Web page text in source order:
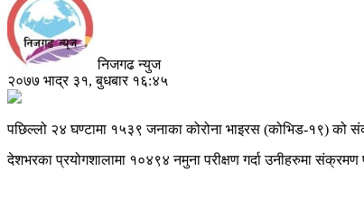
निजगढ न्युज
२०७७ भाद्र ३१, बुधबार १६:४५
पछिल्लो २४ घण्टामा १५३९ जनाका कोरोना भाइरस (कोभिड-१९) को
देशभरका प्रयोगशालामा १०४९४ नमुना परीक्षण गर्दा उनीहरुमा